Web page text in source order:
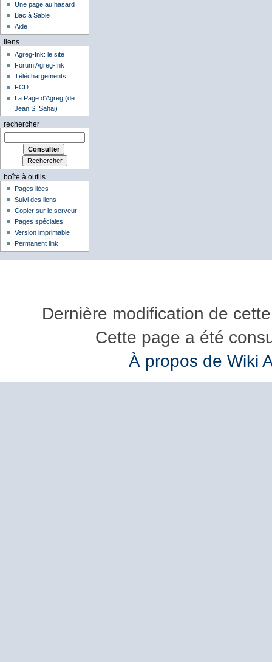
Une page au hasard
Bac à Sable
Aide
liens
Agreg-Ink: le site
Forum Agreg-Ink
Téléchargements
FCD
La Page d'Agreg (de
Jean S. Sahai)
rechercher
boîte à outils
Pages liées
Suivi des liens
Copier sur le serveur
Pages spéciales
Version imprimable
Permanent link
Dernière modification de
Cette page a été
À propos de Wiki